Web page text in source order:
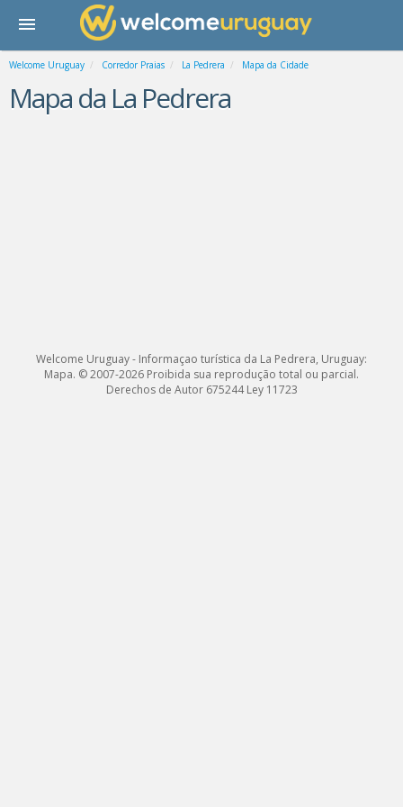
Welcome Uruguay Corredor Praias La Pedrera Mapa da Cidade
Mapa da La Pedrera
Welcome Uruguay - Informaçao turística da La Pedrera, Uruguay:
Mapa. © 2007-2026 Proibida sua reprodução total ou parcial.
Derechos de Autor 675244 Ley 11723